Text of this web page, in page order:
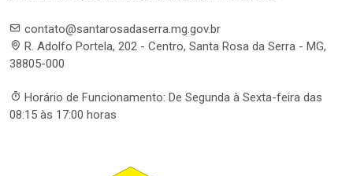
contato@santarosadaserra.mg.gov.br
R. Adolfo Portela, 202 - Centro, Santa Rosa da Serra - MG,
38805-000
Horário de Funcionamento: De Segunda à Sexta-feira das
08:15 às 17:00 horas